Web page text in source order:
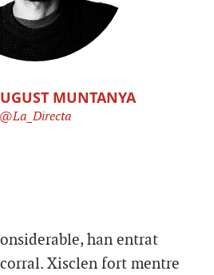
MUNTANYA
La_Directa
han entrat
Xisclen fort mentre